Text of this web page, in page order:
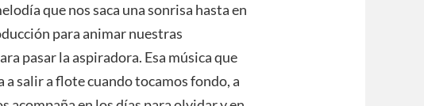
que nos saca una sonrisa hasta en
para animar nuestras
pasar la aspiradora. Esa música que
a salir a flote cuando tocamos fondo, a